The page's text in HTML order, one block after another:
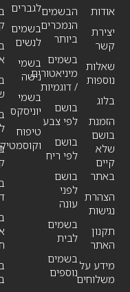
אודות
יצירת
קשר
שאלות
נוספות
בלוג
הזמנת
בושם
שלא
קיים
באתר
הצהרת
נגישות
תקנון
האתר
מידע על
משלוחים
לגברים
בשמים
לנשים
בשמי
נישה
בשמי
יוניסקס
טיפוח
הבשמים
הנמכרים
ביותר
בשמים
מיניאטורים
/ דוגמיות
בושם
לפי צבע
בושם
לפי ריח
בושם
לפני
עונה
בשמים
לבית
בשמים
נוספים